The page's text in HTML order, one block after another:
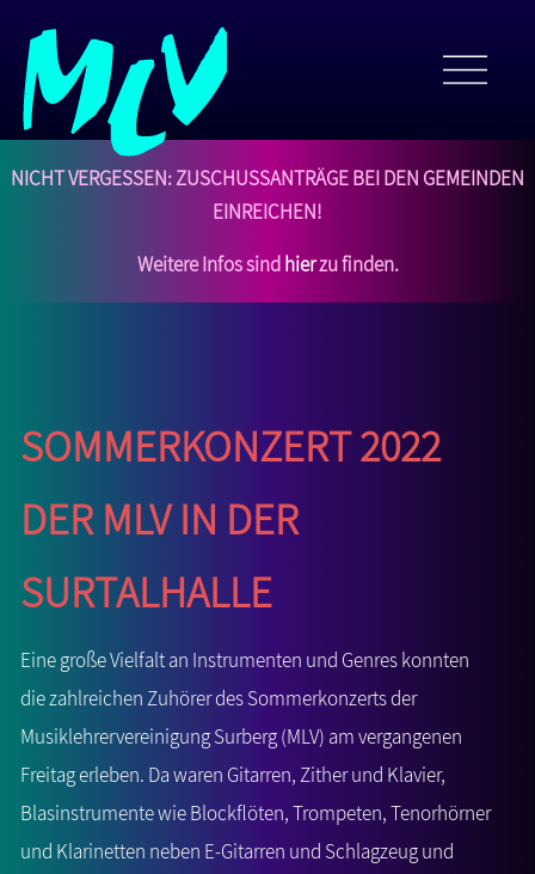
NICHT VERGESSEN: Zuschussanträge bei den Gemeinden
einreichen!
Weitere Infos sindhierzu finden.
Sommerkonzert 2022
der MLV in der
Surtalhalle
Eine große Vielfalt an Instrumenten und Genres konnten
die zahlreichen Zuhörer des Sommerkonzerts der
Musiklehrervereinigung Surberg (MLV) am vergangenen
Freitag erleben. Da waren Gitarren, Zither und Klavier,
Blasinstrumente wie Blockflöten, Trompeten, Tenorhörner
und Klarinetten neben E-Gitarren und Schlagzeug und